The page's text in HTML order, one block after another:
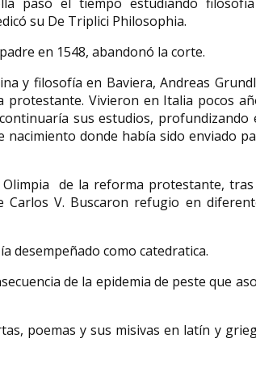
su De Triplici Philosophia.
en 1548, abandonó la corte.
y filosofía en Baviera, Andreas
protestante. Vivieron en Italia pocos
sus estudios, profundizando
nacimiento donde había sido enviado
de la reforma protestante, tras
V. Buscaron refugio en
desempeñado como catedratica.
de la epidemia de peste que
poemas y sus misivas en latín y